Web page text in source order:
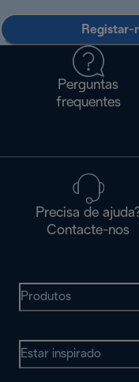
Registar-
Perguntas
frequentes
Precisa de
Contacte-nos
Produtos
Estar inspirado